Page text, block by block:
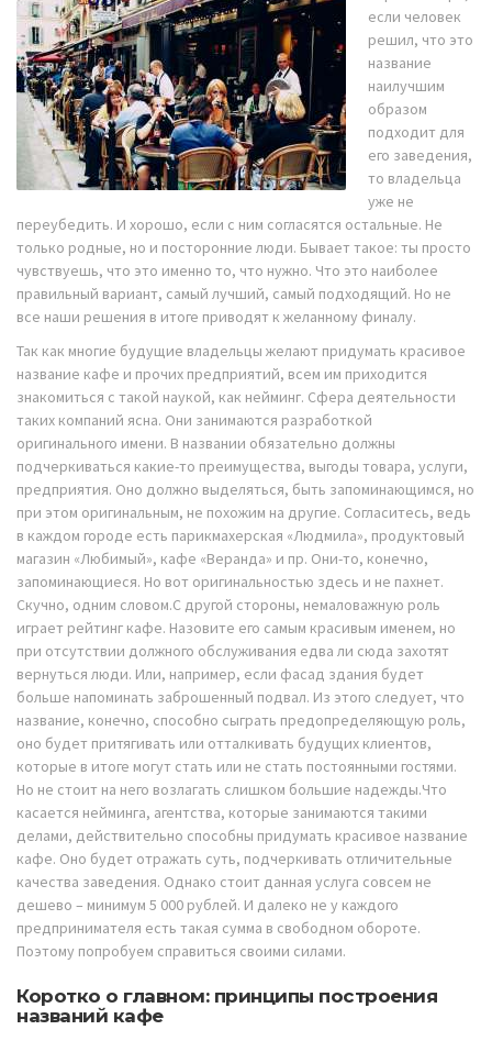
если человек
решил, что это
название
наилучшим
образом
подходит для
его заведения,
то владельца
уже не
переубедить. И хорошо, если с ним согласятся остальные. Не
только родные, но и посторонние люди. Бывает такое: ты просто
чувствуешь, что это именно то, что нужно. Что это наиболее
правильный вариант, самый лучший, самый подходящий. Но не
все наши решения в итоге приводят к желанному финалу.
Так как многие будущие владельцы желают придумать красивое
название кафе и прочих предприятий, всем им приходится
знакомиться с такой наукой, как нейминг. Сфера деятельности
таких компаний ясна. Они занимаются разработкой
оригинального имени. В названии обязательно должны
подчеркиваться какие-то преимущества, выгоды товара, услуги,
предприятия. Оно должно выделяться, быть запоминающимся, но
при этом оригинальным, не похожим на другие. Согласитесь, ведь
в каждом городе есть парикмахерская «Людмила», продуктовый
магазин «Любимый», кафе «Веранда» и пр. Они-то, конечно,
запоминающиеся. Но вот оригинальностью здесь и не пахнет.
Скучно, одним словом.С другой стороны, немаловажную роль
играет рейтинг кафе. Назовите его самым красивым именем, но
при отсутствии должного обслуживания едва ли сюда захотят
вернуться люди. Или, например, если фасад здания будет
больше напоминать заброшенный подвал. Из этого следует, что
название, конечно, способно сыграть предопределяющую роль,
оно будет притягивать или отталкивать будущих клиентов,
которые в итоге могут стать или не стать постоянными гостями.
Но не стоит на него возлагать слишком большие надежды.Что
касается нейминга, агентства, которые занимаются такими
делами, действительно способны придумать красивое название
кафе. Оно будет отражать суть, подчеркивать отличительные
качества заведения. Однако стоит данная услуга совсем не
дешево – минимум 5 000 рублей. И далеко не у каждого
предпринимателя есть такая сумма в свободном обороте.
Поэтому попробуем справиться своими силами.
Коротко о главном: принципы построения
названий кафе